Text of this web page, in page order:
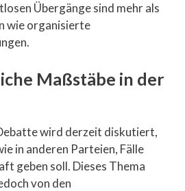
Übergänge sind mehr als
wie organisierte
Maßstäbe in der
wird derzeit diskutiert,
in anderen Parteien, Fälle
geben soll. Dieses Thema
von den